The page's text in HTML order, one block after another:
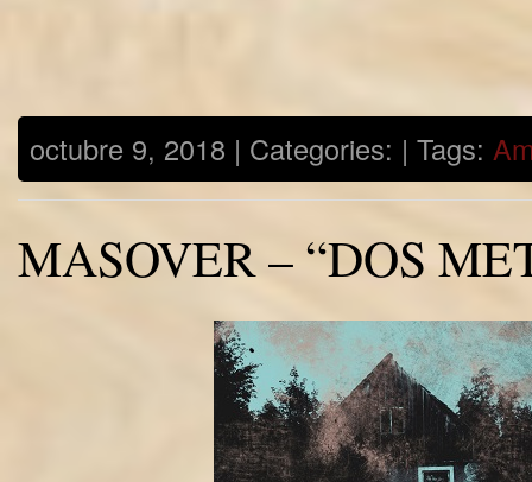
octubre 9, 2018 | Categories: | Tags:
MASOVER – “DOS